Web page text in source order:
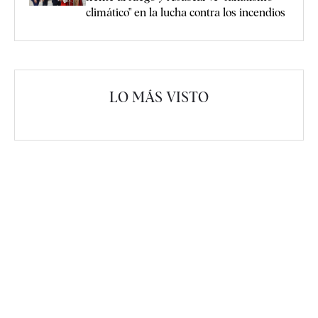
climático" en la lucha contra los incendios
LO MÁS VISTO